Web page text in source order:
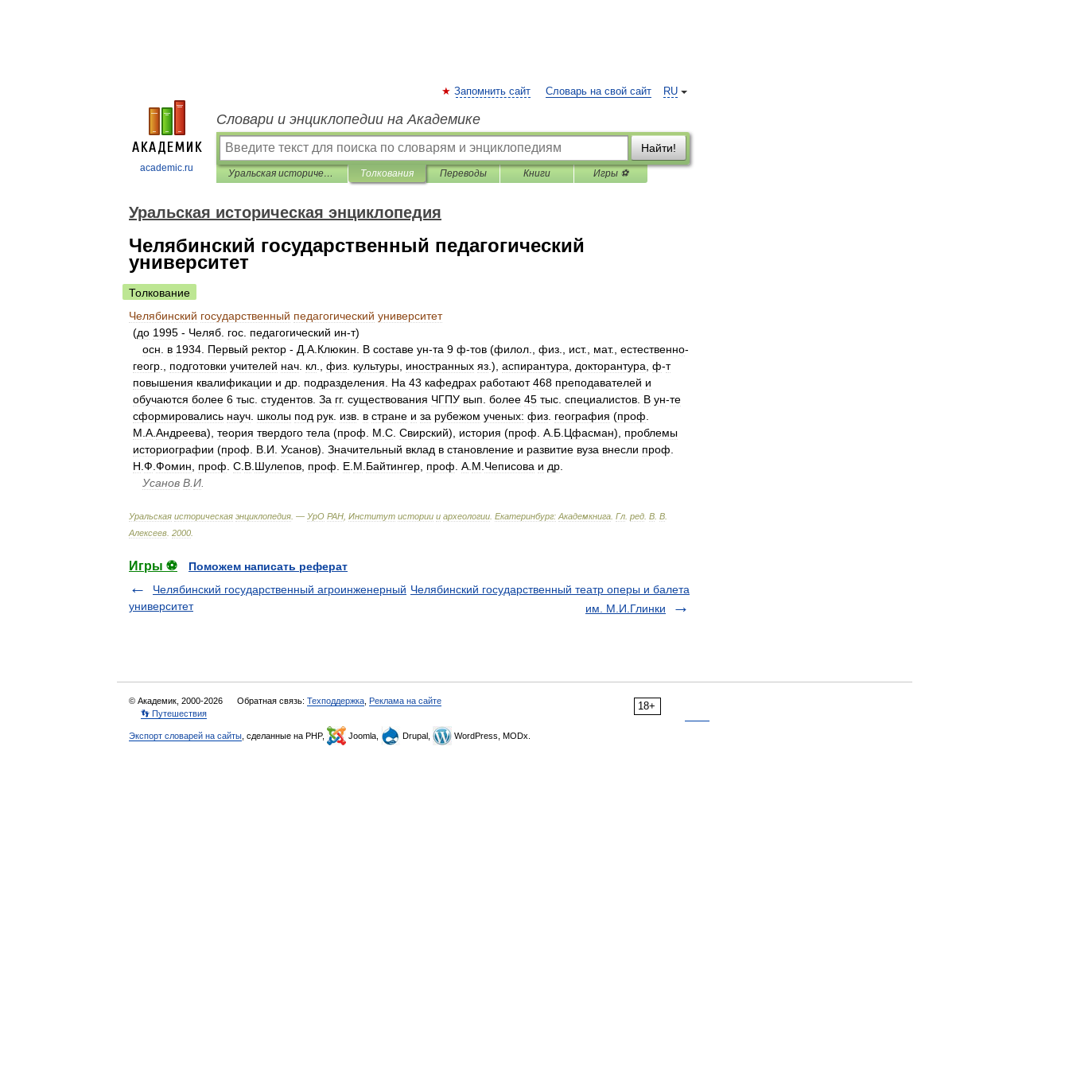
academic.ru
RU
Запомнить сайт Словарь на свой сайт
Словари и энциклопедии на Академике
Найти!
Уральская историческая энциклопедия Толкования Переводы Книги Игры ⚽
Уральская историческая энциклопедия
Челябинский государственный педагогический
университет
Толкование
Челябинский государственный педагогический университет
(до 1995 - Челяб гос педагогический ин-т)
осн
в 1934 Первый ректор - Д А Клюкин В составе ун-та 9 ф-тов (филол физ ист., мат., естественно-
геогр
подготовки учителей нач кл физ культуры иностранных яз .), аспирантура докторантура ф-т
повышения квалификации и др подразделения На 43 кафедрах работают 468 преподавателей и
обучаются более 6 тыс студентов За гг. существования ЧГПУ вып более 45 тыс специалистов В ун-те
сформировались науч школы под рук изв в стране и за рубежом ученых: физ география (проф
М А Андреева), теория твердого тела (проф М С Свирский), история (проф А Б Цфасман), проблемы
историографии (проф В И Усанов). Значительный вклад в становление и развитие вуза внесли проф
Н Ф Фомин проф С В Шулепов проф Е М Байтингер проф А М Чеписова и др
Усанов В И
Уральская историческая энциклопедия . — УрО РАН Институт истории и археологии Екатеринбург: Академкнига Гл ред В В
Алексеев 2000
Игры ⚽
Поможем написать реферат
Челябинский государственный агроинженерный
университет
Челябинский государственный театр оперы и балета
им. М.И.Глинки
18+
© Академик, 2000-2026 Обратная связь: Техподдержка Реклама на сайте
👣 Путешествия
Экспорт словарей на сайты , сделанные на PHP, Joomla, Drupal, WordPress, MODx.